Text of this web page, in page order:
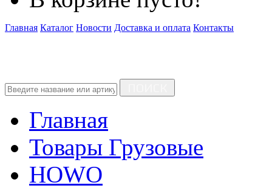
Главная Каталог Новости Доставка и оплата Контакты
Главная
Товары Грузовые
HOWO